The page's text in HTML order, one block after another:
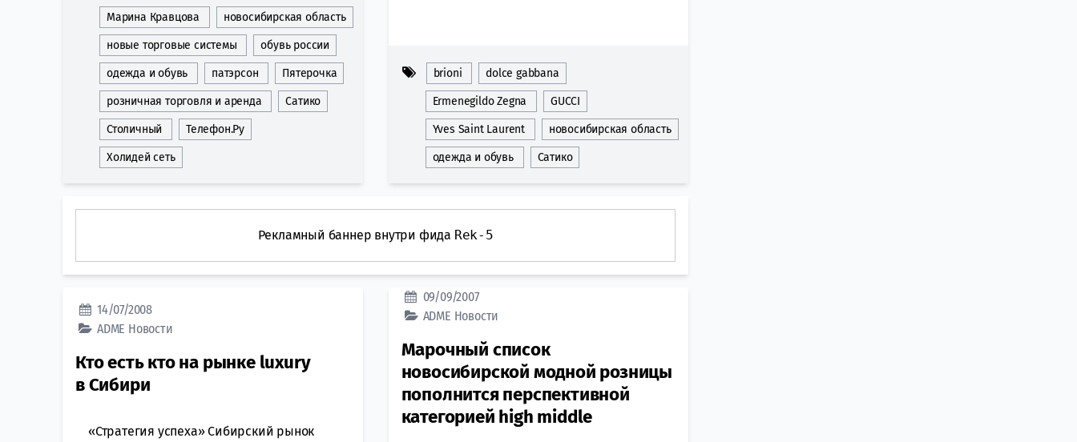
Марина Кравцова новосибирская область
новые торговые системы обувь россии
одежда и обувь патэрсон Пятерочка
розничная торговля и аренда Сатико
Столичный Телефон.Ру
Холидей сеть
brioni dolce gabbana
Ermenegildo Zegna GUCCI
Yves Saint Laurent новосибирская область
одежда и обувь Сатико
Рекламный баннер внутри фида Rek-5
14/07/2008
ADME Новости
Кто есть кто на рынке luxury
в Сибири
«Стратегия успеха» Сибирский рынок
09/09/2007
ADME Новости
Марочный список
новосибирской модной розницы
пополнится перспективной
категорией high middle